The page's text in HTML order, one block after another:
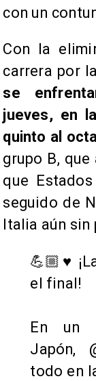
con un
Con la
carrera por
se
jueves, en
quinto al
grupo B,
que
seguido de
Italia aún sin
💪🏼♥️
el final!
En un
Japón,
todo en